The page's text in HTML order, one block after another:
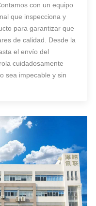
con un equipo
que inspecciona y
para garantizar que
de calidad. Desde la
el envío del
cuidadosamente
sea impecable y sin